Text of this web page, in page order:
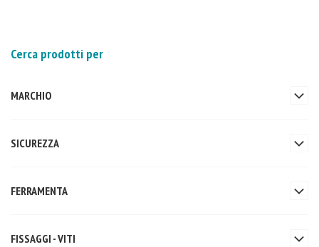
Cerca prodotti per
MARCHIO
SICUREZZA
FERRAMENTA
FISSAGGI - VITI